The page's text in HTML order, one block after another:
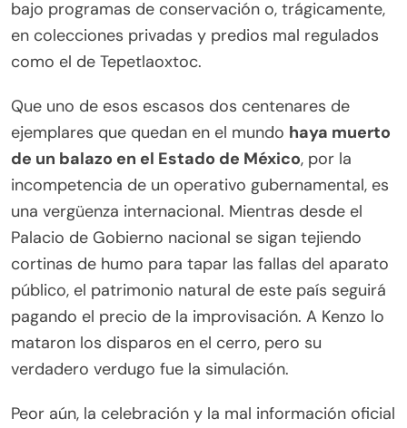
bajo programas de conservación o, trágicamente,
en colecciones privadas y predios mal regulados
como el de Tepetlaoxtoc.
Que uno de esos escasos dos centenares de
ejemplares que quedan en el mundo haya muerto
de un balazo en el Estado de México, por la
incompetencia de un operativo gubernamental, es
una vergüenza internacional. Mientras desde el
Palacio de Gobierno nacional se sigan tejiendo
cortinas de humo para tapar las fallas del aparato
público, el patrimonio natural de este país seguirá
pagando el precio de la improvisación. A Kenzo lo
mataron los disparos en el cerro, pero su
verdadero verdugo fue la simulación.
Peor aún, la celebración y la mal información oficial